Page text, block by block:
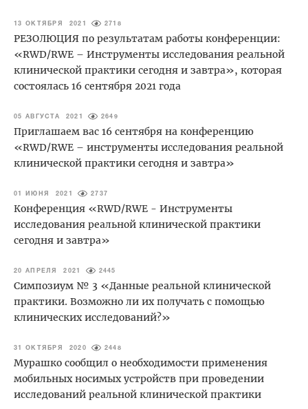
13 ОКТЯБРЯ 2021 2718
РЕЗОЛЮЦИЯ по результатам работы конференции:
«RWD/RWE – Инструменты исследования реальной
клинической практики сегодня и завтра», которая
состоялась 16 сентября 2021 года
05 АВГУСТА 2021 2649
Приглашаем вас 16 сентября на конференцию
«RWD/RWE – инструменты исследования реальной
клинической практики сегодня и завтра»
01 ИЮНЯ 2021 2737
Конференция «RWD/RWE - Инструменты
исследования реальной клинической практики
сегодня и завтра»
20 АПРЕЛЯ 2021 2445
Симпозиум № 3 «Данные реальной клинической
практики. Возможно ли их получать с помощью
клинических исследований?»
31 ОКТЯБРЯ 2020 2448
Мурашко сообщил о необходимости применения
мобильных носимых устройств при проведении
исследований реальной клинической практики